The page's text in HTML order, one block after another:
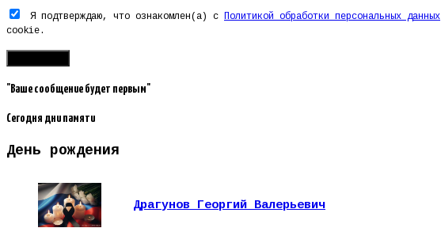
Я подтверждаю, что ознакомлен(а) с Политикой обработки персональных данных
cookie.
"Ваше сообщение будет первым"
Сегодня дни памяти
День рождения
Драгунов Георгий Валерьевич